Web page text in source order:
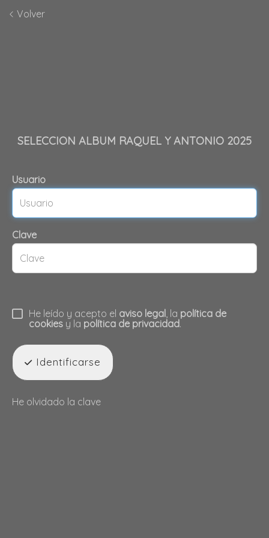
Volver
SELECCION ALBUM RAQUEL Y ANTONIO 2025
Usuario
Clave
He leído y acepto el aviso legal , la política de
cookies y la política de privacidad.
Identificarse
He olvidado la clave